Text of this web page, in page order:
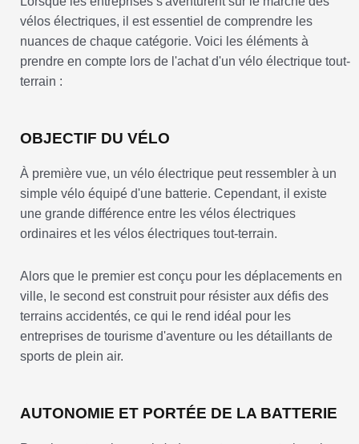
vélos électriques, il est essentiel de comprendre les
nuances de chaque catégorie. Voici les éléments à
prendre en compte lors de l'achat d'un vélo électrique tout-
terrain :
OBJECTIF DU VÉLO
À première vue, un vélo électrique peut ressembler à un
simple vélo équipé d'une batterie. Cependant, il existe
une grande différence entre les vélos électriques
ordinaires et les vélos électriques tout-terrain.
Alors que le premier est conçu pour les déplacements en
ville, le second est construit pour résister aux défis des
terrains accidentés, ce qui le rend idéal pour les
entreprises de tourisme d'aventure ou les détaillants de
sports de plein air.
AUTONOMIE ET PORTÉE DE LA BATTERIE